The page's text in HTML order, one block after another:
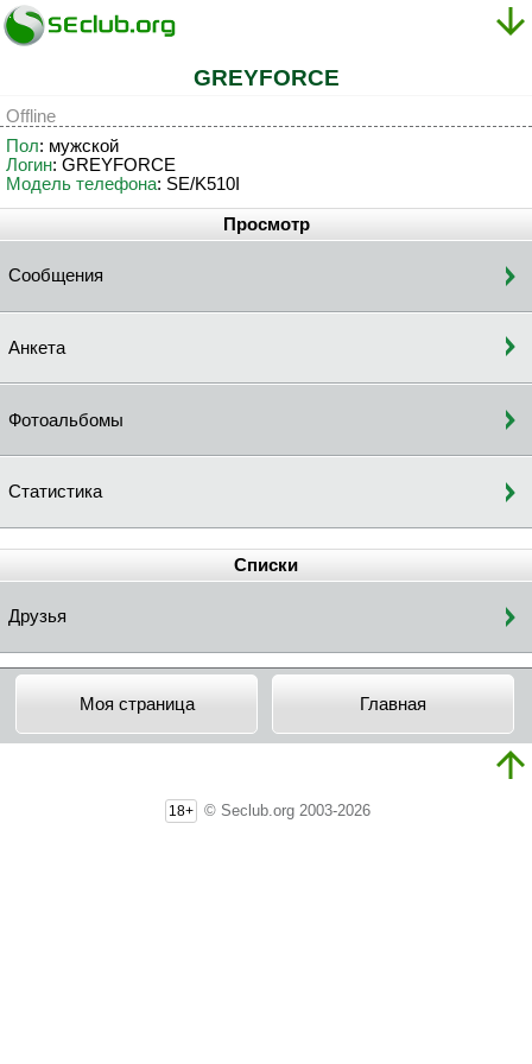
GREYFORCE
Offline
Пол: мужской
Логин: GREYFORCE
Модель телефона: SE/K510I
Просмотр
Сообщения
Анкета
Фотоальбомы
Статистика
Списки
Друзья
Моя страница Главная
18+ © Seclub.org 2003-2026